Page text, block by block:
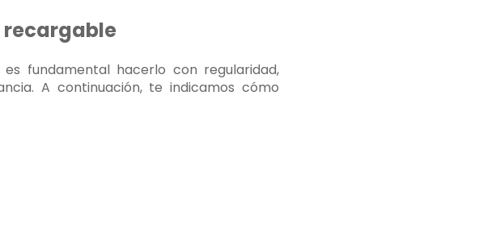
fundamental hacerlo con regularidad,
A continuación, te indicamos cómo